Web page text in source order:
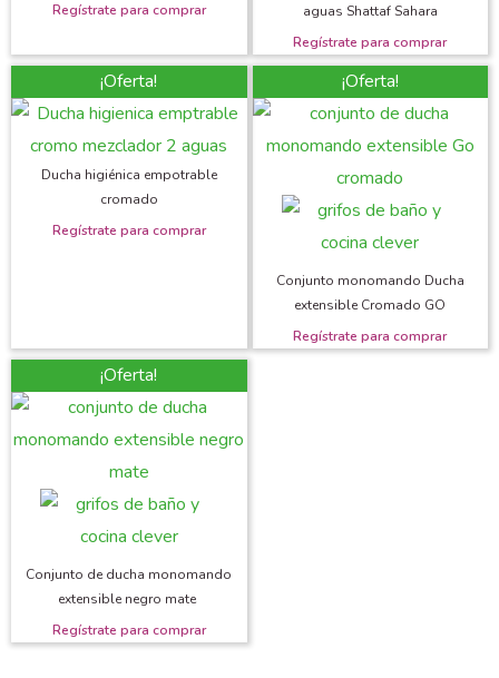
aguas Shattaf Sahara
¡Oferta!
Ducha higiénica empotrable
cromado
¡Oferta!
Conjunto monomando Ducha
extensible Cromado GO
¡Oferta!
Conjunto de ducha monomando
extensible negro mate